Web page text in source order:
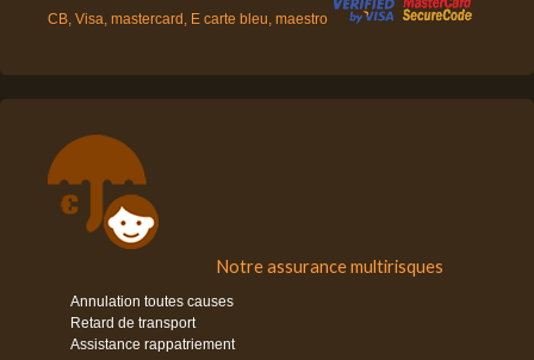
CB, Visa, mastercard, E carte bleu, maestro
Notre assurance multirisques
Annulation toutes causes
Retard de transport
Assistance rappatriement